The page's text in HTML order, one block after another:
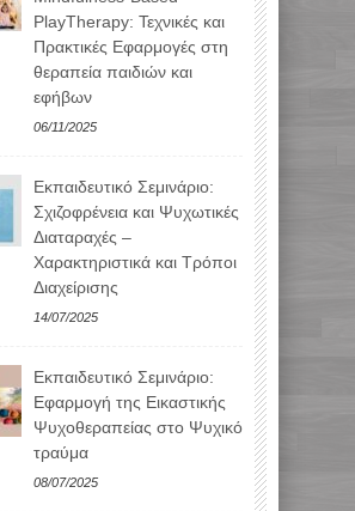
PlayTherapy: Τεχνικές και
Πρακτικές Εφαρμογές στη
θεραπεία παιδιών και
εφήβων
06/11/2025
Εκπαιδευτικό Σεμινάριο:
Σχιζοφρένεια και Ψυχωτικές
Διαταραχές –
Χαρακτηριστικά και Τρόποι
Διαχείρισης
14/07/2025
Εκπαιδευτικό Σεμινάριο:
Εφαρμογή της Εικαστικής
Ψυχοθεραπείας στο Ψυχικό
τραύμα
08/07/2025